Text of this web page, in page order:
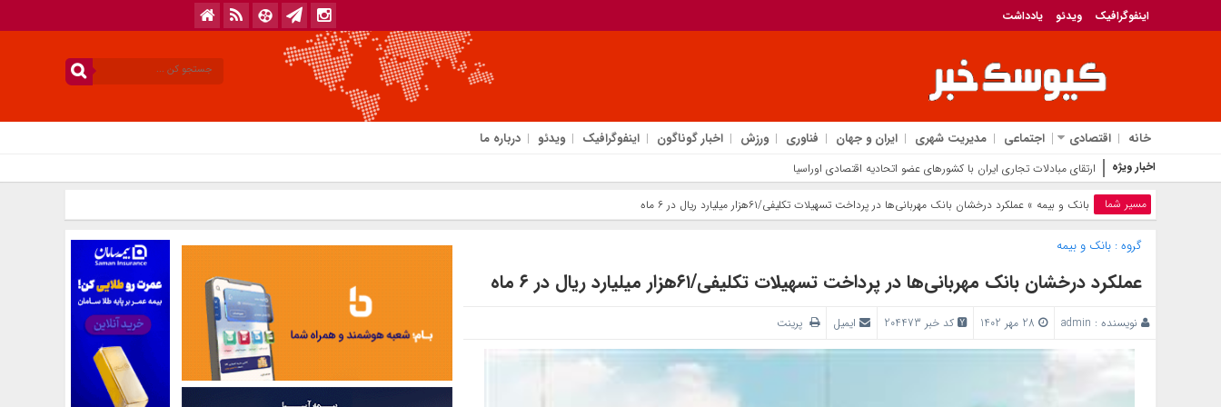
اینفوگرافیک ویدئو یادداشت
خانه اقتصادی اجتماعی مدیریت شهری ایران و جهان فناوری ورزش اخبار گوناگون اینفوگرافیک ویدئو درباره ما
اخبار ویژه ارتقای مبادلات تجاری ایران با کشورهای عضو اتحادیه اقتصادی اوراسیا
مسیر شما بانک‌ و بیمه » عملکرد درخشان بانک مهربانی‌ها در پرداخت تسهیلات تکلیفی/۶۱هزار میلیارد ریال در ۶ ماه
گروه :بانک‌ و بیمه
عملکرد درخشان بانک مهربانی‌ها در پرداخت تسهیلات تکلیفی/۶۱هزار میلیارد ریال در ۶ ماه
نویسنده : admin کد خبر 204473 ایمیل پرینت